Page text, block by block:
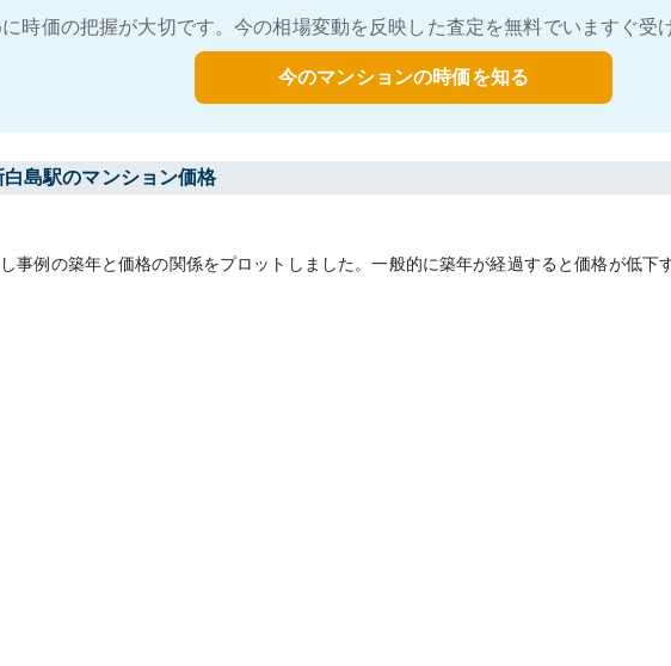
時価の把握が大切です。今の相場変動を反映した査定を無料でいますぐ
今のマンションの時価を知る
島駅のマンション価格
事例の築年と価格の関係をプロットしました。一般的に築年が経過すると価格が低